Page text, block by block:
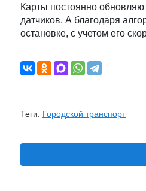
Карты постоянно
датчиков. А благодаря
остановке, с учетом его
Теги: Городской транспорт